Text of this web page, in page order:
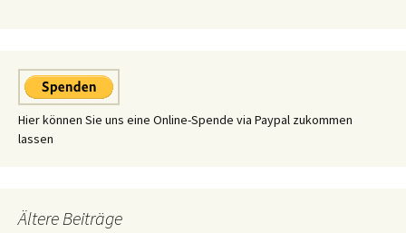
Hier können Sie uns eine Online-Spende via Paypal zukommen
lassen
Ältere Beiträge